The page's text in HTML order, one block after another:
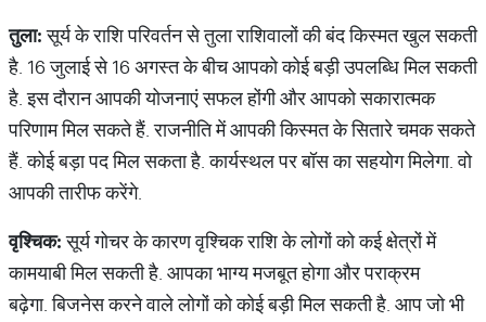
तुला:सूर्य के राशि परिवर्तन से तुला राशिवालों की बंद किस्मत खुल सकती
है. 16 जुलाई से 16 अगस्त के बीच आपको कोई बड़ी उपलब्धि मिल सकती
है. इस दौरान आपकी योजनाएं सफल होंगी और आपको सकारात्मक
परिणाम मिल सकते हैं. राजनीति में आपकी किस्मत के सितारे चमक सकते
हैं. कोई बड़ा पद मिल सकता है. कार्यस्थल पर बॉस का सहयोग मिलेगा. वो
आपकी तारीफ करेंगे.
वृश्चिक:सूर्य गोचर के कारण वृश्चिक राशि के लोगों को कई क्षेत्रों में
कामयाबी मिल सकती है. आपका भाग्य मजबूत होगा और पराक्रम
बढ़ेगा. बिजनेस करने वाले लोगों को कोई बड़ी मिल सकती है. आप जो भी